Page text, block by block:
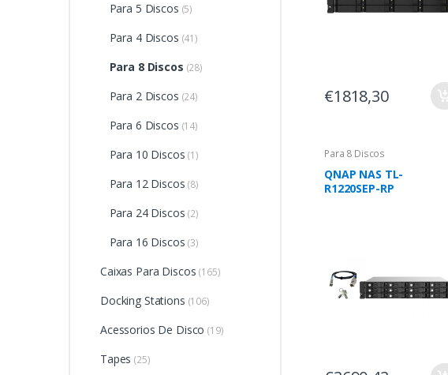
Para 5 Discos (5)
Para 4 Discos (41)
Para 8 Discos (28)
Para 2 Discos (24)
Para 6 Discos (14)
Para 10 Discos (1)
Para 12 Discos (8)
Para 24 Discos (2)
Para 16 Discos (3)
Caixas Para Discos (165)
Docking Stations (106)
Acessorios De Disco (19)
Tapes (25)
€1818,30
Para 8 Discos
QNAP NAS TL-
R1220SEP-RP